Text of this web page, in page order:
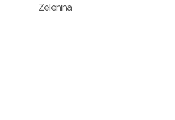
Zelenina